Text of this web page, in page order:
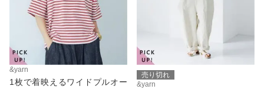
&yarn
1枚で着映えるワイドプルオー
売り切れ
&yarn